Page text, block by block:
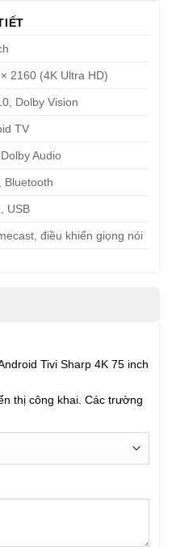
2160 (4K Ultra HD)
Dolby Vision
TV
Audio
Bluetooth
USB
điều khiển giọng nói
Tivi Sharp 4K 75 inch
thị công khai. Các trường